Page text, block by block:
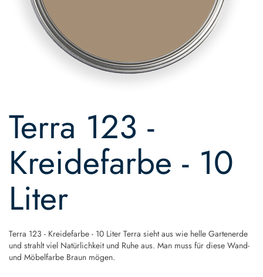
Terra 123 -
Kreidefarbe - 10
Liter
Terra 123 - Kreidefarbe - 10 Liter Terra sieht aus wie helle Gartenerde
und strahlt viel Natürlichkeit und Ruhe aus. Man muss für diese Wand-
und Möbelfarbe Braun mögen.
the
beginning
the
images